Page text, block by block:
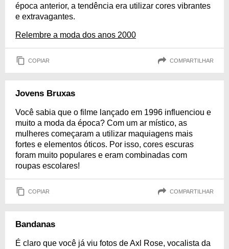
época anterior, a tendência era utilizar cores vibrantes
e extravagantes.
Relembre a moda dos anos 2000
COPIAR COMPARTILHAR
Jovens Bruxas
Você sabia que o filme lançado em 1996 influenciou e
muito a moda da época? Com um ar místico, as
mulheres começaram a utilizar maquiagens mais
fortes e elementos óticos. Por isso, cores escuras
foram muito populares e eram combinadas com
roupas escolares!
COPIAR COMPARTILHAR
Bandanas
É claro que você já viu fotos de Axl Rose, vocalista da